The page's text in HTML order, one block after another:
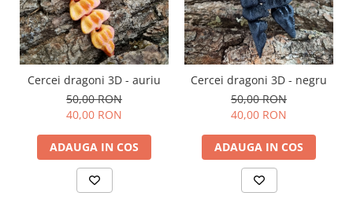
Cercei dragoni 3D - auriu
50,00 RON
40,00 RON
ADAUGA IN COS
Cercei dragoni 3D - negru
50,00 RON
40,00 RON
ADAUGA IN COS